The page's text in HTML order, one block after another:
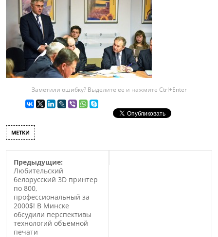
Заметили ошибку? Выделите ее и нажмите Ctrl+Enter
МЕТКИ
Предыдущие:
Любительский
белорусский 3D принтер
по 800,
профессиональный за
2000$! В Минске
обсудили перспективы
технологий объемной
печати